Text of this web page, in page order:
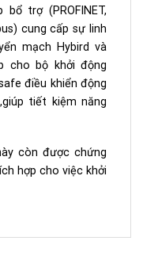
trợ (PROFINET,
cung cấp sự linh
mạch Hybird và
cho bộ khởi động
điều khiển động
tiết kiệm năng
còn được chứng
hợp cho việc khởi